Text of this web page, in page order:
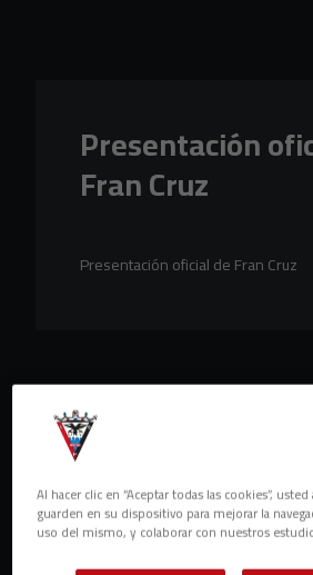
Presentación
Fran Cruz
Presentación oficial de Fran Cruz
Al hacer clic en “Aceptar todas las cookies”,
guarden en su dispositivo para mejorar la
uso del mismo, y colaborar con nuestros